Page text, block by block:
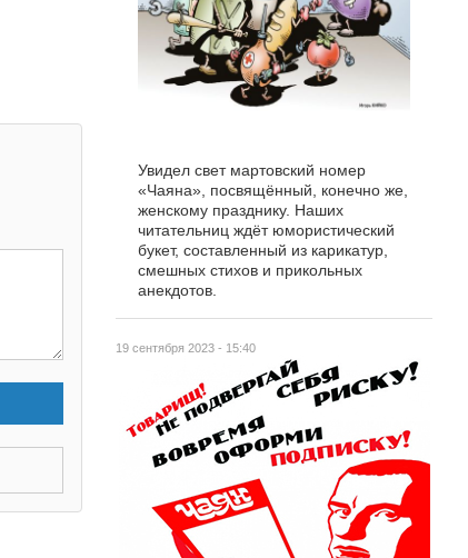
19 сентября 2023 - 15:40
Увидел свет мартовский номер
«Чаяна», посвящённый, конечно же,
женскому празднику. Наших
читательниц ждёт юмористический
букет, составленный из карикатур,
смешных стихов и прикольных
анекдотов.